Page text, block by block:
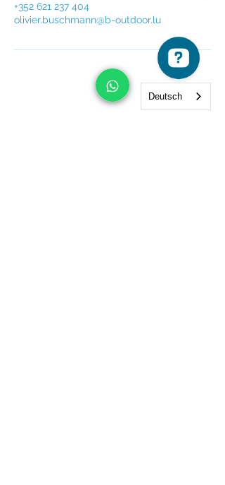
+352 621 237 404
olivier.buschmann@b-outdoor.lu
Deutsch